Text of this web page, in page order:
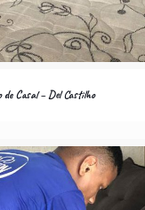
Colchão de Casal –
de Casal – Del Castilho